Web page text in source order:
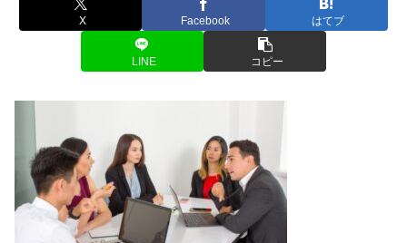
X Facebook はてブ
LINE コピー